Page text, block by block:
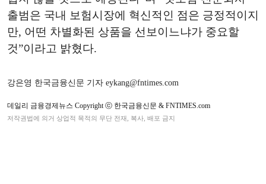
출범은 국내 보험시장에 혁신적인 점은 긍정적이지
만, 어떤 차별화된 상품을 선보이느냐가 중요할
것”이라고 밝혔다.
강은영 한국금융신문 기자 eykang@fntimes.com
데일리 금융경제뉴스 Copyright ⓒ 한국금융신문 & FNTIMES.com
저작권법에 의거 상업적 목적의 무단 전재, 복사, 배포 금지